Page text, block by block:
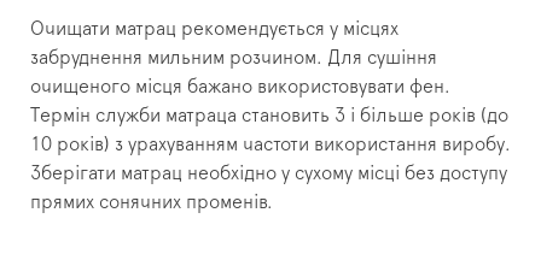
Очищати матрац рекомендується у місцях
забруднення мильним розчином. Для сушіння
очищеного місця бажано використовувати фен.
Термін служби матраца становить 3 і більше років (до
10 років) з урахуванням частоти використання виробу.
Зберігати матрац необхідно у сухому місці без доступу
прямих сонячних променів.